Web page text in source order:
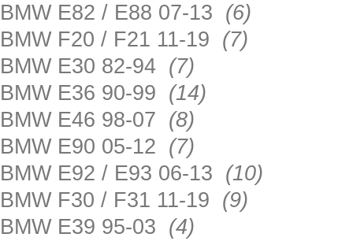
BMW E82 / E88 07-13 (6)
BMW F20 / F21 11-19 (7)
BMW E30 82-94 (7)
BMW E36 90-99 (14)
BMW E46 98-07 (8)
BMW E90 05-12 (7)
BMW E92 / E93 06-13 (10)
BMW F30 / F31 11-19 (9)
BMW E39 95-03 (4)